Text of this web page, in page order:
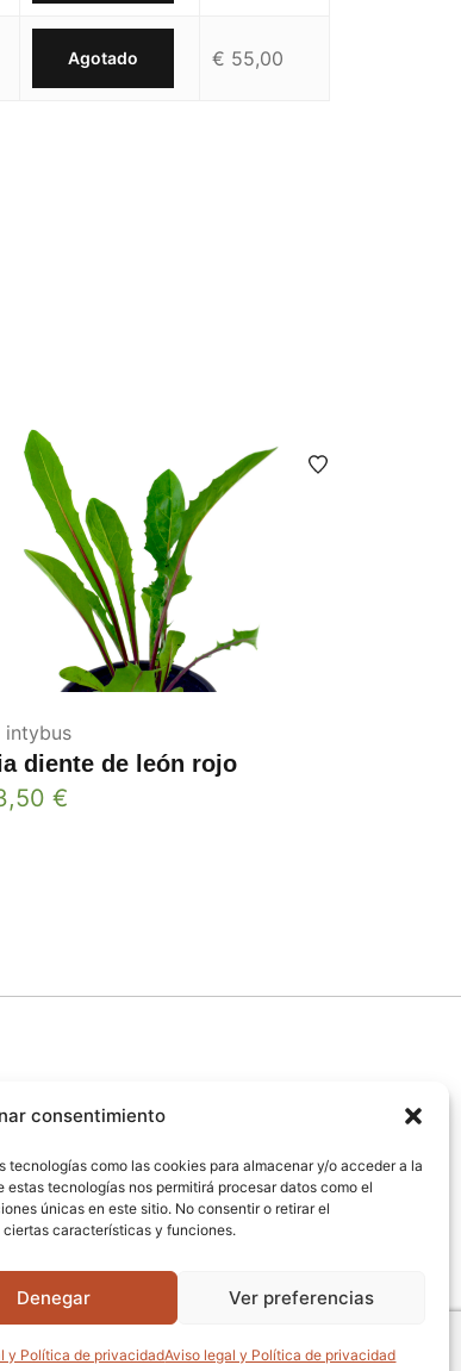
consentimiento
tecnologías como las cookies para almacenar y/o acceder a la
tecnologías nos permitirá procesar datos como el
únicas en este sitio. No consentir o retirar el
características y funciones.
Denegar Ver preferencias
y Política de privacidadAviso legal y Política de privacidad
Agotado € 55,00
intybus
diente de león rojo
€